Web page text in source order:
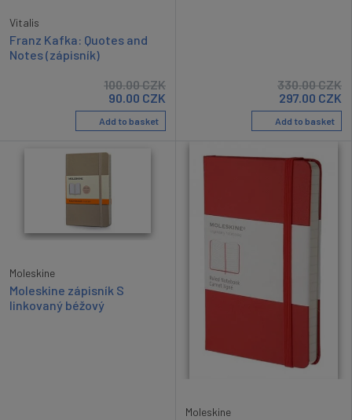
Vitalis
Franz Kafka: Quotes and
Notes (zápisník)
100.00CZK
90.00 CZK
Add to basket
330.00CZK
297.00 CZK
Add to basket
Moleskine
Moleskine zápisník S
linkovaný béžový
Moleskine